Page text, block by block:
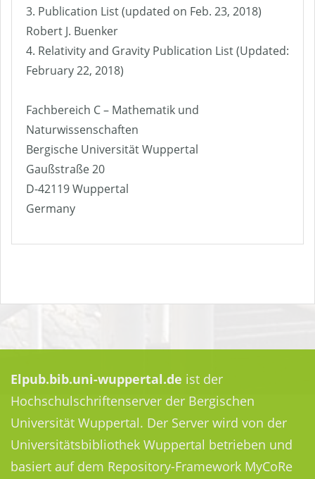
3. Publication List (updated on Feb. 23, 2018)
Robert J. Buenker
4. Relativity and Gravity Publication List (Updated:
February 22, 2018)
Fachbereich C – Mathematik und
Naturwissenschaften
Bergische Universität Wuppertal
Gaußstraße 20
D-42119 Wuppertal
Germany
Elpub.bib.uni-wuppertal.de ist der
Hochschulschriftenserver der Bergischen
Universität Wuppertal. Der Server wird von der
Universitätsbibliothek Wuppertal betrieben und
basiert auf dem Repository-Framework MyCoRe